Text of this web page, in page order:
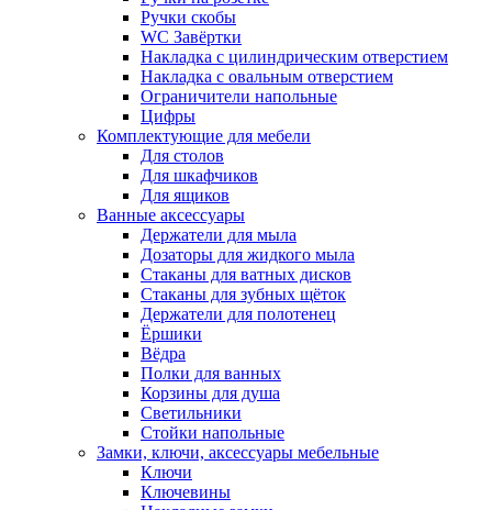
Ручки скобы
WC Завёртки
Накладка с цилиндрическим отверстием
Накладка с овальным отверстием
Ограничители напольные
Цифры
Комплектующие для мебели
Для столов
Для шкафчиков
Для ящиков
Ванные аксессуары
Держатели для мыла
Дозаторы для жидкого мыла
Стаканы для ватных дисков
Стаканы для зубных щёток
Держатели для полотенец
Ёршики
Вёдра
Полки для ванных
Корзины для душа
Светильники
Стойки напольные
Замки, ключи, аксессуары мебельные
Ключи
Ключевины